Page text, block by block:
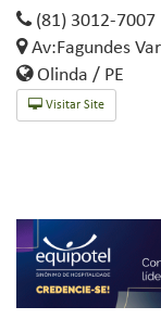
(81) 3012-7007
Av:Fagundes
Olinda / PE
Visitar Site